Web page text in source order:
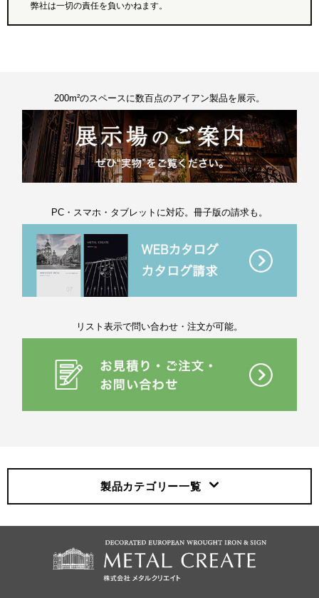
弊社は一切の責任を負いかねます。
200m²のスペースに数百点のアイアン製品を展示。
PC・スマホ・タブレットに対応。冊子版の請求も。
リスト表示で問い合わせ・注文が可能。
製品カテゴリー一覧